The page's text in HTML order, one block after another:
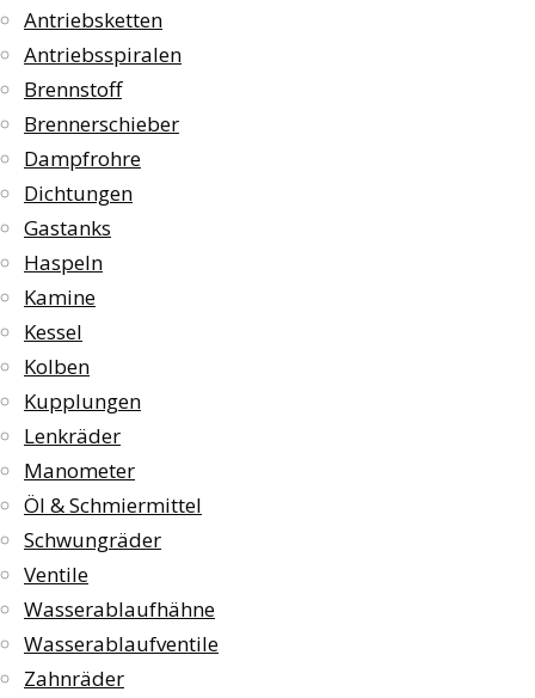
Antriebsketten
Antriebsspiralen
Brennstoff
Brennerschieber
Dampfrohre
Dichtungen
Gastanks
Haspeln
Kamine
Kessel
Kolben
Kupplungen
Lenkräder
Manometer
Öl & Schmiermittel
Schwungräder
Ventile
Wasserablaufhähne
Wasserablaufventile
Zahnräder